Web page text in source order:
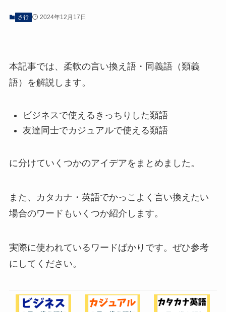
さ行 2024年12月17日
本記事では、柔軟の言い換え語・同義語（類義
語）を解説します。
ビジネスで使えるきっちりした類語
友達同士でカジュアルで使える類語
に分けていくつかのアイデアをまとめました。
また、カタカナ・英語でかっこよく言い換えたい
場合のワードもいくつか紹介します。
実際に使われているワードばかりです。ぜひ参考
にしてください。